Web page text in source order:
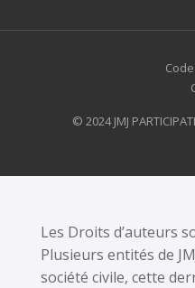
© 2024 JMJ
Les Droits d’auteurs
Plusieurs entités de
société civile, cette